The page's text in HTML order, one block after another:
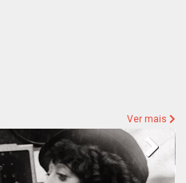
Ver mais